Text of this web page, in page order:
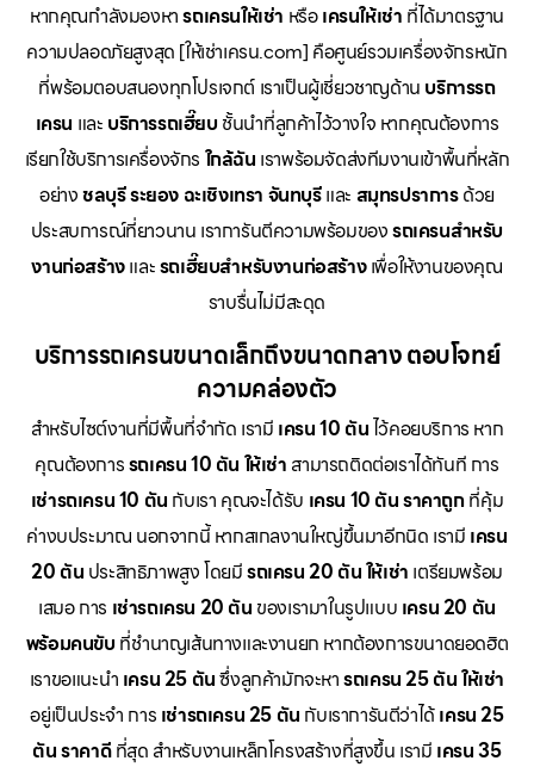
หากคุณกำลังมองหารถเครนให้เช่า หรือเครนให้เช่า ที่ได้มาตรฐาน
ความปลอดภัยสูงสุด [ให้เช่าเครน.com] คือศูนย์รวมเครื่องจักรหนัก
ที่พร้อมตอบสนองทุกโปรเจกต์ เราเป็นผู้เชี่ยวชาญด้าน บริการรถ
เครน และ บริการรถเฮี๊ยบ ชั้นนำที่ลูกค้าไว้วางใจ หากคุณต้องการ
เรียกใช้บริการเครื่องจักร ใกล้ฉัน เราพร้อมจัดส่งทีมงานเข้าพื้นที่หลัก
อย่างชลบุรี ระยอง ฉะเชิงเทรา จันทบุรีและ สมุทรปราการด้วย
ประสบการณ์ที่ยาวนาน เราการันตีความพร้อมของรถเครนสำหรับ
งานก่อสร้างและรถเฮี๊ยบสำหรับงานก่อสร้างเพื่อให้งานของคุณ
ราบรื่นไม่มีสะดุด
บริการรถเครนขนาดเล็กถึงขนาดกลาง ตอบโจทย์
ความคล่องตัว
สำหรับไซต์งานที่มีพื้นที่จำกัด เรามี เครน 10 ตันไว้คอยบริการ หาก
คุณต้องการรถเครน 10 ตัน ให้เช่า สามารถติดต่อเราได้ทันที การ
เช่ารถเครน 10 ตัน กับเรา คุณจะได้รับ เครน 10 ตัน ราคาถูกที่คุ้ม
ค่างบประมาณ นอกจากนี้ หากสเกลงานใหญ่ขึ้นมาอีกนิด เรามี เครน
20 ตัน ประสิทธิภาพสูง โดยมีรถเครน 20 ตัน ให้เช่า เตรียมพร้อม
เสมอ การ เช่ารถเครน 20 ตัน ของเรามาในรูปแบบ เครน 20 ตัน
พร้อมคนขับ ที่ชำนาญเส้นทางและงานยก หากต้องการขนาดยอดฮิต
เราขอแนะนำ เครน 25 ตันซึ่งลูกค้ามักจะหารถเครน 25 ตัน ให้เช่า
อยู่เป็นประจำ การ เช่ารถเครน 25 ตัน กับเราการันตีว่าได้เครน 25
ตัน ราคาดีที่สุด สำหรับงานเหล็กโครงสร้างที่สูงขึ้น เรามี เครน 35